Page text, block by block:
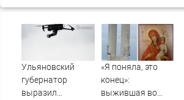
Ульяновский
губернатор
выразил
«Я поняла, это
конец»:
выжившая во